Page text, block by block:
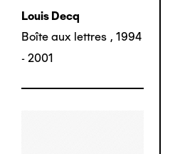
Louis Decq
Boîte aux lettres , 1994
- 2001